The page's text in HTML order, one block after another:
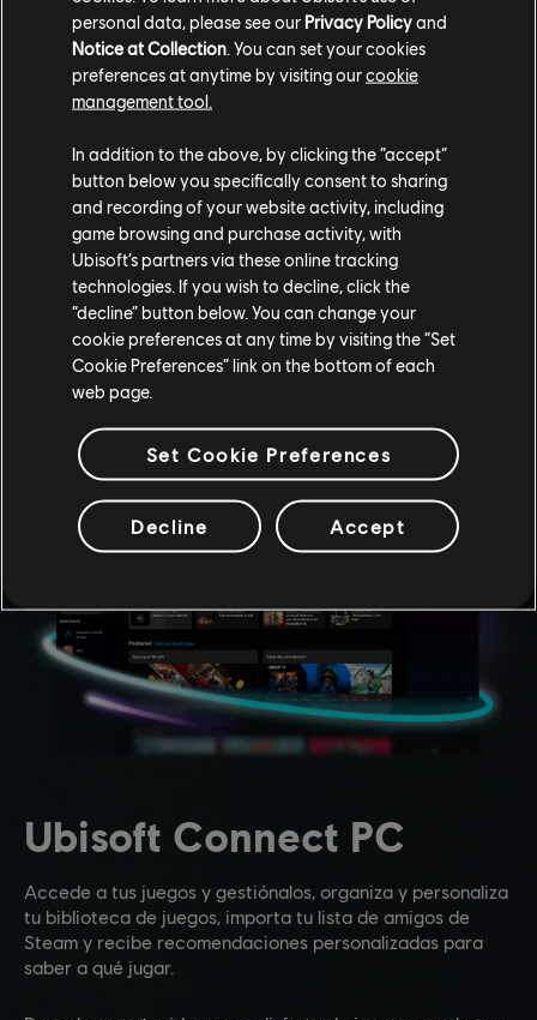
Sube de nivel mientras juegas, gana Units y canjéalas por
recompensas únicas en el juego o descuentos en Ubisoft
Store.
20% de descuento en la Ubisoft Store
Canjea 100 Units para conseguir un 20% de descuento en
tu próxima compra en Ubisoft Store.*
*No aplicable a compras en el juego, suscripciones o cualquier otro
producto, incluida la moneda virtual.
MÁS INFORMACIÓN
Ubisoft Connect PC
Accede a tus juegos y gestiónalos, organiza y personaliza
tu biblioteca de juegos, importa tu lista de amigos de
Steam y recibe recomendaciones personalizadas para
saber a qué jugar.
personal data, please see our Privacy Policyand
Notice at Collection. You can set your cookies
preferences at anytime by visiting ourcookie
management tool.
In addition to the above, by clicking the “accept”
button below you specifically consent to sharing
and recording of your website activity, including
game browsing and purchase activity, with
Ubisoft’s partners via these online tracking
technologies. If you wish to decline, click the
“decline” button below. You can change your
cookie preferences at any time by visiting the “Set
Cookie Preferences” link on the bottom of each
web page.
Set Cookie Preferences
Decline Accept